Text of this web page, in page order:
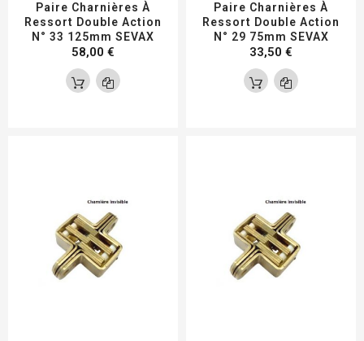
Paire Charnières À
Ressort Double Action
N° 33 125mm SEVAX
58,00 €
Paire Charnières À
Ressort Double Action
N° 29 75mm SEVAX
33,50 €